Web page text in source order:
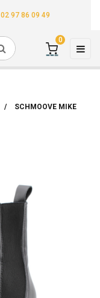
02 97 86 09 49
☰
0
SCHMOOVE MIKE